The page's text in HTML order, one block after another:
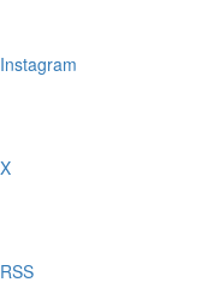
Instagram
X
RSS